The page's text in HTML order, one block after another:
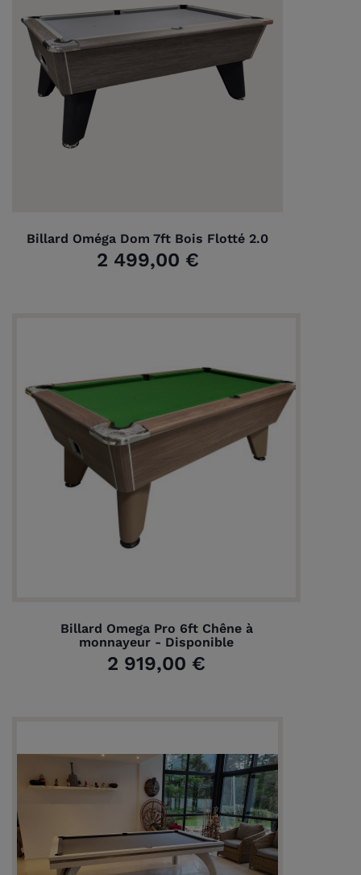
Billard Oméga Dom 7ft Bois Flotté 2.0
2 499,00 €
Billard Omega Pro 6ft Chêne à
monnayeur - Disponible
2 919,00 €